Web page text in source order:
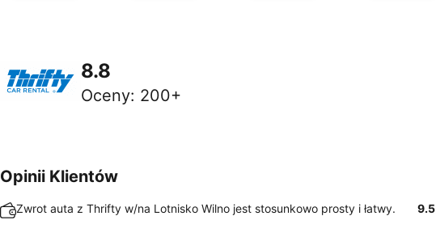
8.8
Oceny: 200+
Opinii Klientów
Zwrot auta z Thrifty w/na Lotnisko Wilno jest stosunkowo prosty i łatwy. 9.5